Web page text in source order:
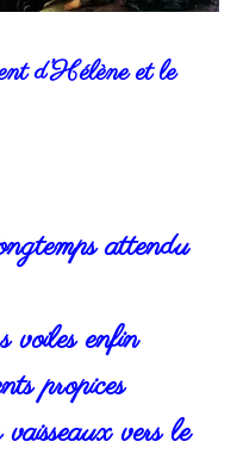
d’Hélène et le
attendu
voiles enfin
propices
vers le